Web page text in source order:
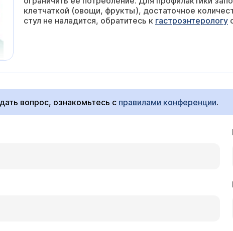
клетчаткой (овощи, фрукты), достаточное
стул не наладится, обратитесь к гастроэнтерологу
вопрос, ознакомьтесь с правилами конференции.